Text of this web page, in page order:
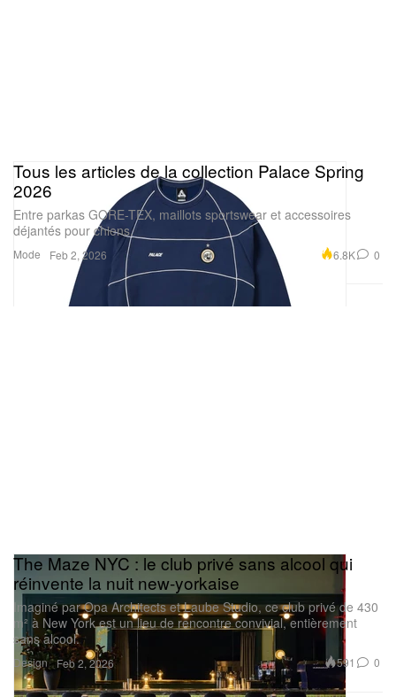
Mode
Tous les articles de la collection Palace Spring
2026
Entre parkas GORE-TEX, maillots sportswear et accessoires
déjantés pour chiens.
Feb 2, 2026 6.8K 0
Design
The Maze NYC : le club privé sans alcool qui
réinvente la nuit new-yorkaise
Imaginé par Opa Architects et Laube Studio, ce club privé de 430
m² à New York est un lieu de rencontre convivial, entièrement
sans alcool.
Feb 2, 2026 591 0